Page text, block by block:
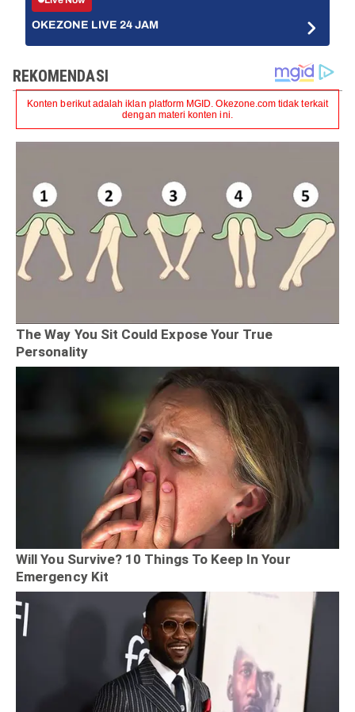
OKEZONE LIVE 24 JAM